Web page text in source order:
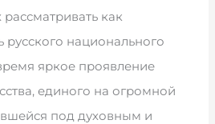
как
русского национального
яркое проявление
единого на огромной
под духовным и